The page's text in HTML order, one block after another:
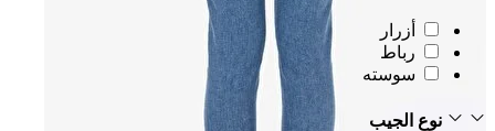
أزرار
رباط
سوسته
نوع الجيب